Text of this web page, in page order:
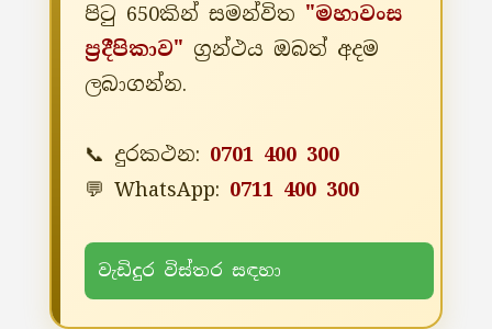
පිටු 650කින් සමන්විත "මහාවංස
ප්‍රදීපිකාව" ග්‍රන්ථය ඔබත් අදම
ලබාගන්න.
📞 දුරකථන: 0701 400 300
💬 WhatsApp: 0711 400 300
වැඩිදුර විස්තර සඳහා